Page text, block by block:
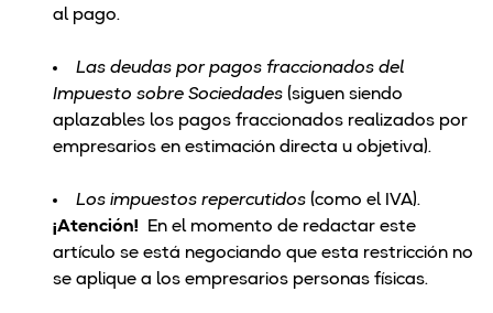
al pago.
Las deudas por pagos fraccionados del
Impuesto sobre Sociedades (siguen siendo
aplazables los pagos fraccionados realizados por
empresarios en estimación directa u objetiva).
Los impuestos repercutidos (como el IVA).
¡Atención!
En el momento de redactar este
artículo se está negociando que esta restricción no
se aplique a los empresarios personas físicas.